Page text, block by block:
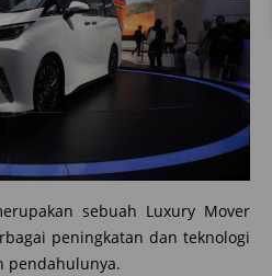
sebuah Luxury Mover
peningkatan dan teknologi
pendahulunya.